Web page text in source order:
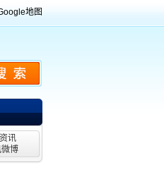
地图
资讯
博